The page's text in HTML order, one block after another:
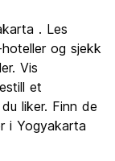
8.5
. Les
og sjekk
Vis
et
liker. Finn de
i Yogyakarta